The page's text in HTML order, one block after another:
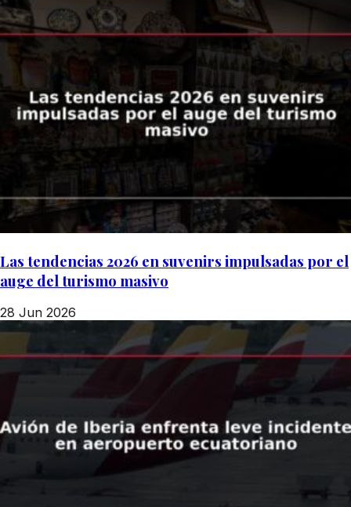
Las tendencias 2026 en suvenirs impulsadas por el
auge del turismo masivo
28 Jun 2026